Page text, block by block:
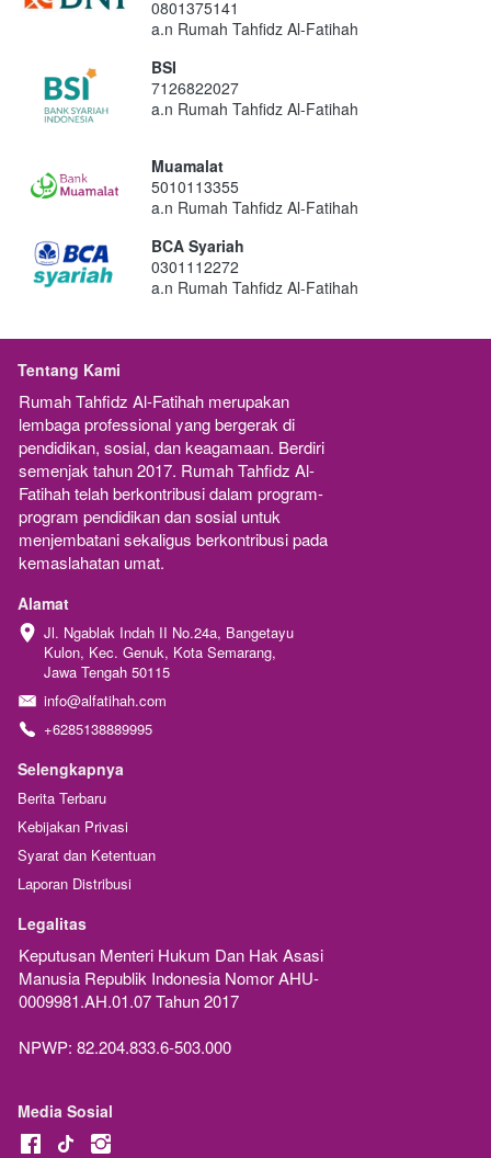
0801375141
a.n Rumah Tahfidz Al-Fatihah
BSI
7126822027
a.n Rumah Tahfidz Al-Fatihah
Muamalat
5010113355
a.n Rumah Tahfidz Al-Fatihah
BCA Syariah
0301112272
a.n Rumah Tahfidz Al-Fatihah
Tentang Kami
Rumah Tahfidz Al-Fatihah merupakan
lembaga professional yang bergerak di
pendidikan, sosial, dan keagamaan. Berdiri
semenjak tahun 2017. Rumah Tahfidz Al-
Fatihah telah berkontribusi dalam program-
program pendidikan dan sosial untuk
menjembatani sekaligus berkontribusi pada
kemaslahatan umat.
Alamat
Jl. Ngablak Indah II No.24a, Bangetayu
Kulon, Kec. Genuk, Kota Semarang,
Jawa Tengah 50115
info@alfatihah.com
+6285138889995
Selengkapnya
Berita Terbaru
Kebijakan Privasi
Syarat dan Ketentuan
Laporan Distribusi
Legalitas
Keputusan Menteri Hukum Dan Hak Asasi
Manusia Republik Indonesia Nomor AHU-
0009981.AH.01.07 Tahun 2017
NPWP: 82.204.833.6-503.000
Media Sosial